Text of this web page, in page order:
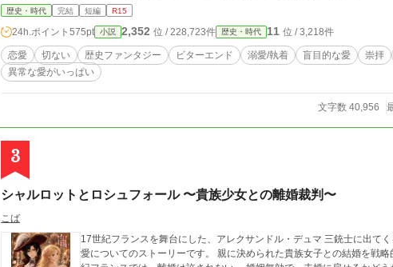
歴史・時代 完結 短編 R15
24h.ポイント 575pt 小説 2,352 位 / 228,723件 歴史・時代 11 位 / 3,218件
恋愛 切ない 歴史ファンタジー ビターエンド 溺愛/執着 盲目的な愛 崇拝
異常な愛がいっぱい
文字数 40,956
3
シャルロットとロシュフォール 〜貴族少女との離婚裁判〜
こば
17世紀フランスを舞台にした、アレクサンドル・デュマ 三銃士に出て
愛についてのストーリーです。 親に決められた貴族女子との結婚を戦略的に離婚に持ち込むという話です。 17世